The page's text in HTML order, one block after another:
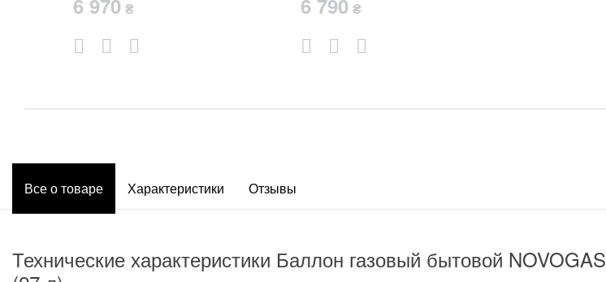
6 970₴ 6 790₴
Все о товаре Характеристики Отзывы
Технические характеристики Баллон газовый бытовой NOVOGAS